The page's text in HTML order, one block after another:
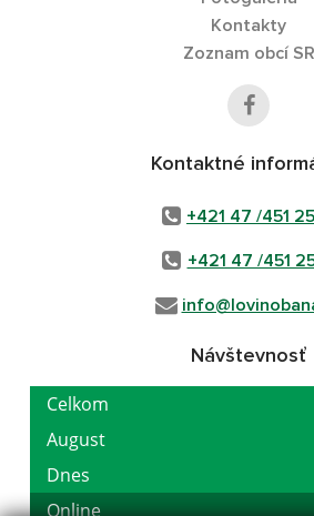
Kontakty
Zoznam obcí SR
Kontaktné
+421 47 /451
+421 47 /451
Návštevnosť